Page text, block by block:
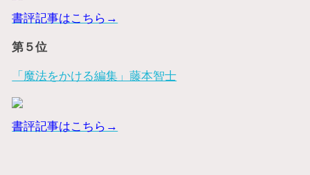
書評記事はこちら→
第５位
「魔法をかける編集」藤本智士
書評記事はこちら→